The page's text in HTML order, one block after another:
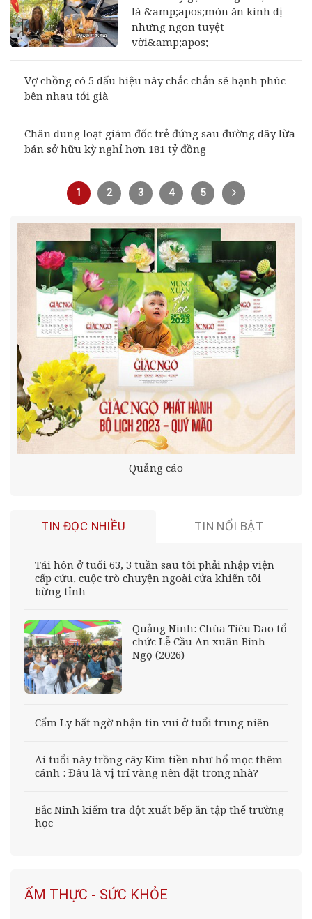
là &amp;apos;món ăn kinh dị
nhưng ngon tuyệt
vời&amp;apos;
Vợ chồng có 5 dấu hiệu này chắc chắn sẽ hạnh phúc
bên nhau tới già
Chân dung loạt giám đốc trẻ đứng sau đường dây lừa
bán sở hữu kỳ nghỉ hơn 181 tỷ đồng
1 2 3 4 5
Quảng cáo
TIN ĐỌC NHIỀU TIN NỔI BẬT
Tái hôn ở tuổi 63, 3 tuần sau tôi phải nhập viện
cấp cứu, cuộc trò chuyện ngoài cửa khiến tôi
bừng tỉnh
Quảng Ninh: Chùa Tiêu Dao tổ
chức Lễ Cầu An xuân Bính
Ngọ (2026)
Cẩm Ly bất ngờ nhận tin vui ở tuổi trung niên
Ai tuổi này trồng cây Kim tiền như hổ mọc thêm
cánh : Đâu là vị trí vàng nên đặt trong nhà?
Bắc Ninh kiểm tra đột xuất bếp ăn tập thể trường
học
ẨM THỰC - SỨC KHỎE